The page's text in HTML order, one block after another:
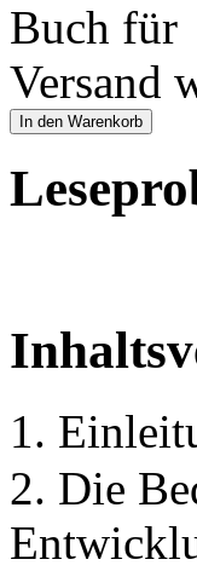
Buch für
Versand
In den Warenkorb
1.
2. Die